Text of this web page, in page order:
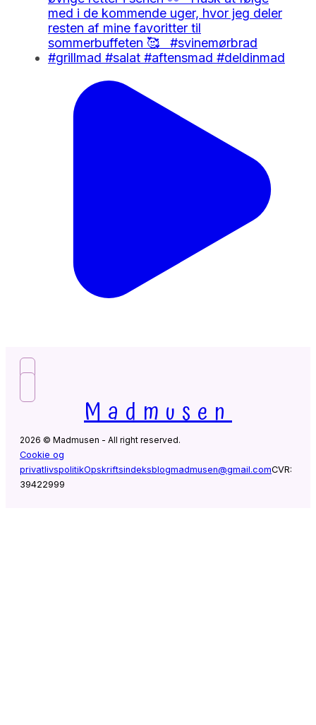
Madmusen
2026 © Madmusen - All right reserved.
Cookie og
privatlivspolitikOpskriftsindeksblogmadmusen@gmail.comCVR:
39422999